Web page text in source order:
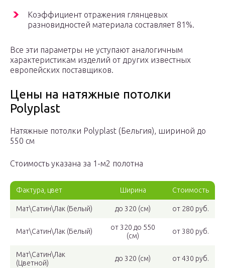
Коэффициент отражения глянцевых
разновидностей материала составляет 81%.
Все эти параметры не уступают аналогичным
характеристикам изделий от других известных
европейских поставщиков.
Цены на натяжные потолки
Polyplast
Натяжные потолки Polyplast (Бельгия), шириной до
550 см
Стоимость указана за 1-м2 полотна
Фактура, цвет Ширина Стоимость
Мат\Сатин\Лак (Белый) до 320 (см) от 280 руб.
Мат\Сатин\Лак (Белый)
от 320 до 550
(см)
от 380 руб.
Мат\Сатин\Лак
(Цветной)
до 320 (см) от 430 руб.